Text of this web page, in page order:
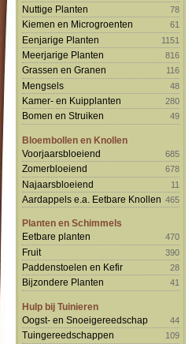
Nuttige Planten 78
Kiemen en Microgroenten 61
Eenjarige Planten 1151
Meerjarige Planten 816
Grassen en Granen 116
Mengsels 48
Kamer- en Kuipplanten 280
Bomen en Struiken 49
Bloembollen en Knollen
Voorjaarsbloeiend
685
Zomerbloeiend 678
Najaarsbloeiend 11
Aardappels e.a. Eetbare Knollen 465
Planten en Schimmels
Eetbare planten
470
Fruit 390
Paddenstoelen en Kefir 28
Bijzondere Planten 41
Hulp bij Tuinieren
Oogst- en Snoeigereedschap
44
Tuingereedschappen 109